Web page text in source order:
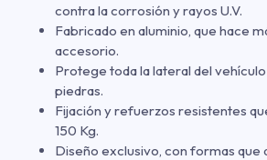
contra la corrosión y rayos U.V.
Fabricado en aluminio, que hace
accesorio.
Protege toda la lateral del
piedras.
Fijación y refuerzos resistentes
150 Kg.
Diseño exclusivo, con formas que